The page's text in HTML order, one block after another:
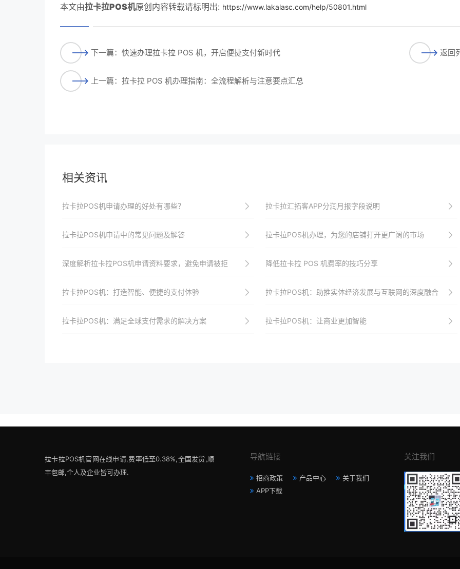
本文由拉卡拉POS机原创内容转载请标明出: https://www.lakalasc.com/help/50801.html
下一篇：快速办理拉卡拉 POS 机，开启便捷支付新时代
上一篇：拉卡拉 POS 机办理指南：全流程解析与注意要点汇总
返回
相关资讯
拉卡拉POS机申请办理的好处有哪些？ 拉卡拉汇拓客APP分润月报字段说明
拉卡拉POS机申请中的常见问题及解答 拉卡拉POS机办理，为您的店铺打开更广阔的市场
深度解析拉卡拉POS机申请资料要求，避免申请被拒 降低拉卡拉 POS 机费率的技巧分享
拉卡拉POS机：打造智能、便捷的支付体验 拉卡拉POS机：助推实体经济发展与互联网的深度融合
拉卡拉POS机：满足全球支付需求的解决方案 拉卡拉POS机：让商业更加智能
拉卡拉POS机官网在线申请,费率低至0.38%,全国发货,顺
丰包邮,个人及企业皆可办理.
导航链接
招商政策 产品中心
关于我们
APP下载
关注我们